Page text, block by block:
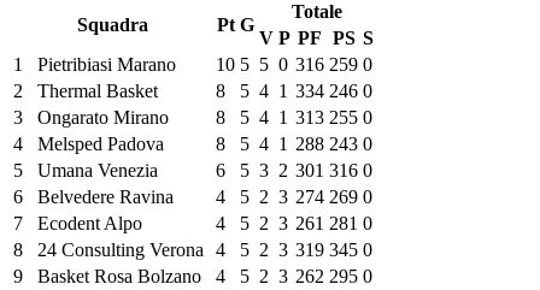
Squadra Pt G
Totale
V P PF PS S
1
Pietribiasi Marano 10 5 5 0 316 259 0
2
Thermal Basket 8 5 4 1 334 246 0
3
Ongarato Mirano 8 5 4 1 313 255 0
4
Melsped Padova 8 5 4 1 288 243 0
5
Umana Venezia 6 5 3 2 301 316 0
6
Belvedere Ravina 4 5 2 3 274 269 0
7
Ecodent Alpo 4 5 2 3 261 281 0
8
24 Consulting Verona 4 5 2 3 319 345 0
9
Basket Rosa Bolzano 4 5 2 3 262 295 0